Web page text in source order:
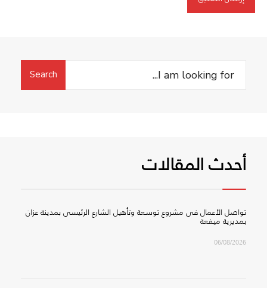
Search
Search
أحدث المقالات
تواصل الأعمال في مشروع توسعة وتأهيل الشارع الرئيسي بمدينة عزان
بمديرية ميفعة
06/08/2026